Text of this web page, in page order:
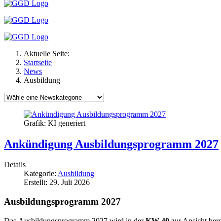
Aktuelle Seite:
Startseite
News
Ausbildung
Grafik: KI generiert
Ankündigung Ausbildungsprogramm 2027
Details
Kategorie: Ausbildung
Erstellt: 29. Juli 2026
Ausbildungsprogramm 2027